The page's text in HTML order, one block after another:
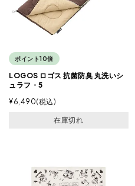
ポイント10倍
LOGOS ロゴス 抗菌防臭 丸洗いシ
ュラフ・5
¥6,490 税込
在庫切れ